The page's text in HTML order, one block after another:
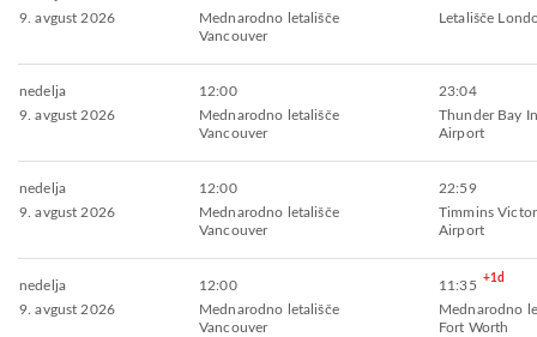
9. avgust 2026
Mednarodno letališče
Vancouver
Letališče
nedelja
9. avgust 2026
12:00
Mednarodno letališče
Vancouver
23:04
Thunder Bay
Airport
nedelja
9. avgust 2026
12:00
Mednarodno letališče
Vancouver
22:59
Timmins
Airport
nedelja
9. avgust 2026
12:00
Mednarodno letališče
Vancouver
11:35 +1d
Mednarodno
Fort Worth